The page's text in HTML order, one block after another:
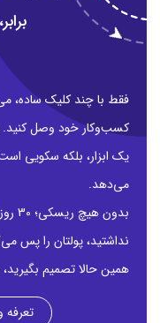
فقط با چند کلیک ساده،
کسب‌وکار خود وصل کنید.
یک ابزار، بلکه سکویی
می‌دهد.
نداشتید، پولتان را پس
همین حالا تصمیم